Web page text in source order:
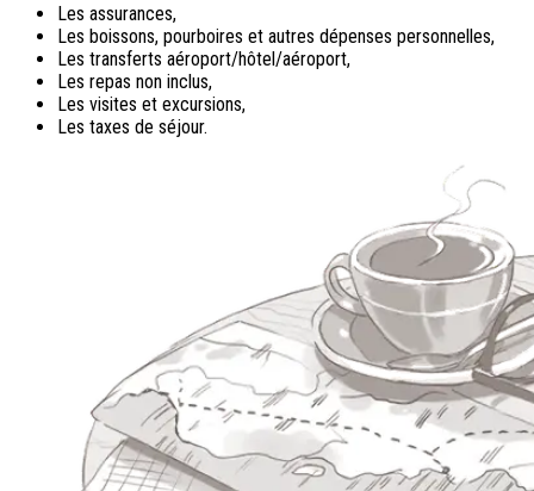
Les assurances,
Les boissons, pourboires et autres dépenses personnelles,
Les transferts aéroport/hôtel/aéroport,
Les repas non inclus,
Les visites et excursions,
Les taxes de séjour.